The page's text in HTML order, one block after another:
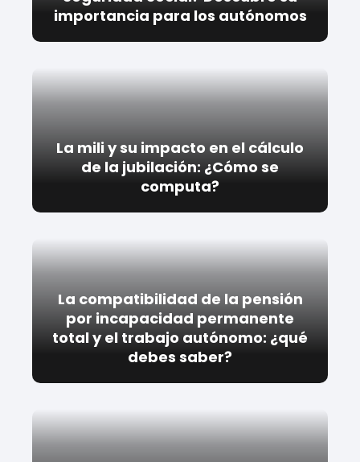
importancia para los autónomos
La mili y su impacto en el cálculo
de la jubilación: ¿Cómo se
computa?
La compatibilidad de la pensión
por incapacidad permanente
total y el trabajo autónomo: ¿qué
debes saber?